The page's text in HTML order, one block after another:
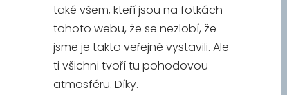
také všem, kteří jsou na fotkách
tohoto webu, že se nezlobí, že
jsme je takto veřejně vystavili. Ale
ti všichni tvoří tu pohodovou
atmosféru. Díky.